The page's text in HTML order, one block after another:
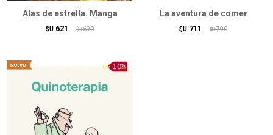
Alas de estrella. Manga
$U 621 $U 690
La aventura de comer
$U 711 $U 790